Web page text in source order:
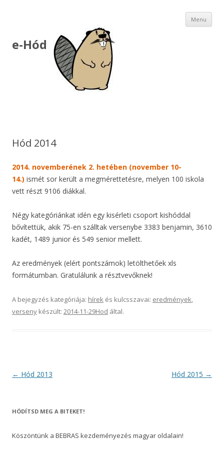
e-Hód
Menu
Hód 2014
2014. novemberének 2. hetében (november 10-
14.) ismét sor került a megmérettetésre, melyen 100 iskola
vett részt 9106 diákkal.
Négy kategóriánkat idén egy kisérleti csoport kishóddal
bővítettük, akik 75-en szálltak versenybe 3383 benjamin, 3610
kadét, 1489 junior és 549 senior mellett.
Az eredmények (elért pontszámok) letölthetőek xls
formátumban. Gratulálunk a résztvevőknek!
A bejegyzés kategóriája: hírek és kulcsszavai: eredmények,
verseny készült: 2014-11-29Hod által.
Post
← Hód 2013 Hód 2015 →
HÓDÍTSD MEG A BITEKET!
Köszöntünk a BEBRAS kezdeményezés magyar oldalain!